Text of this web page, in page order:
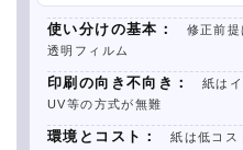
使い分けの基本：
修正前
透明フィルム
印刷の向き不向き：
紙は
UV等の方式が無難
環境とコスト：
紙は低コス